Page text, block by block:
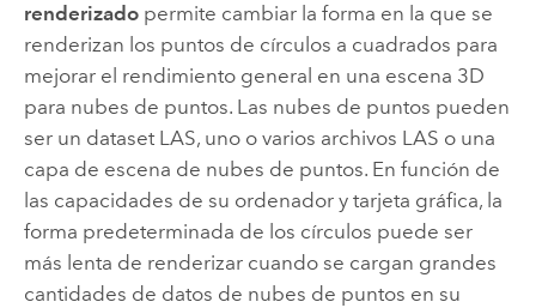
renderizadopermite cambiar la forma en la que se
renderizan los puntos de círculos a cuadrados para
mejorar el rendimiento general en una escena 3D
para nubes de puntos. Las nubes de puntos pueden
ser un dataset LAS, uno o varios archivos LAS o una
capa de escena de nubes de puntos. En función de
las capacidades de su ordenador y tarjeta gráfica, la
forma predeterminada de los círculos puede ser
más lenta de renderizar cuando se cargan grandes
cantidades de datos de nubes de puntos en su